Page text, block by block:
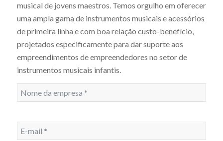
musical de jovens maestros. Temos orgulho em oferecer
uma ampla gama de instrumentos musicais e acessórios
de primeira linha e com boa relação custo-benefício,
projetados especificamente para dar suporte aos
empreendimentos de empreendedores no setor de
instrumentos musicais infantis.